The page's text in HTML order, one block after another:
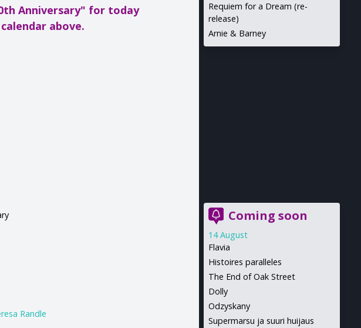
Anniversary" for today
above.
Randle
Requiem for a Dream (re-
release)
Arnie & Barney
Coming soon
14 August
Flavia
Histoires paralleles
The End of Oak Street
Dolly
Odzyskany
Supermarsu ja suuri huijaus